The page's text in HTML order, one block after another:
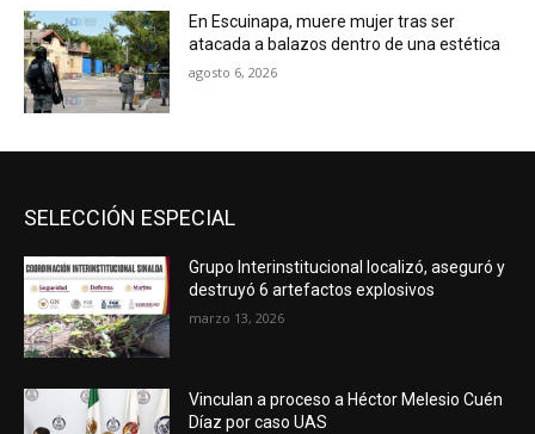
En Escuinapa, muere mujer tras ser
atacada a balazos dentro de una estética
agosto 6, 2026
SELECCIÓN ESPECIAL
Grupo Interinstitucional localizó, aseguró y
destruyó 6 artefactos explosivos
marzo 13, 2026
Vinculan a proceso a Héctor Melesio Cuén
Díaz por caso UAS